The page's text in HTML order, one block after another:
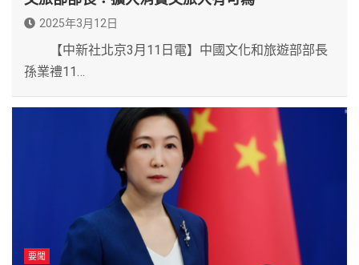
2025年3月12日
【中新社北京3月11日電】中國文化和旅遊部部長
孫業禮11…
要聞